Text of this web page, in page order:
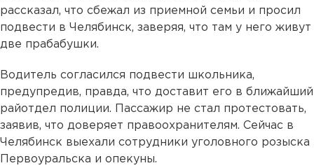
рассказал, что сбежал из приемной семьи и просил
подвести в Челябинск, заверяя, что там у него живут
две прабабушки.
Водитель согласился подвести школьника,
предупредив, правда, что доставит его в ближайший
райотдел полиции. Пассажир не стал протестовать,
заявив, что доверяет правоохранителям. Сейчас в
Челябинск выехали сотрудники уголовного розыска
Первоуральска и опекуны.